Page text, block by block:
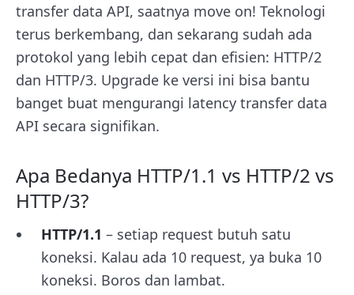
transfer data API, saatnya move on! Teknologi
terus berkembang, dan sekarang sudah ada
protokol yang lebih cepat dan efisien: HTTP/2
dan HTTP/3. Upgrade ke versi ini bisa bantu
banget buat mengurangi latency transfer data
API secara signifikan.
Apa Bedanya HTTP/1.1 vs HTTP/2 vs
HTTP/3?
HTTP/1.1 – setiap request butuh satu
koneksi. Kalau ada 10 request, ya buka 10
koneksi. Boros dan lambat.